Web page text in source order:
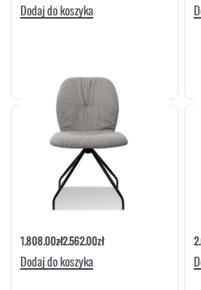
Dodaj do koszyka
Krzesło Siras Noga Metalowa Obrotowa |
1.808.00zł2.562.00zł
Dodaj do koszyka